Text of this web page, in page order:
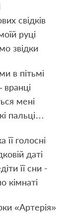
свідків
руці
звідки
в пітьмі
вранці
мені
пальці…
її голосні
даті
її сни -
кімнаті
«Артерія»